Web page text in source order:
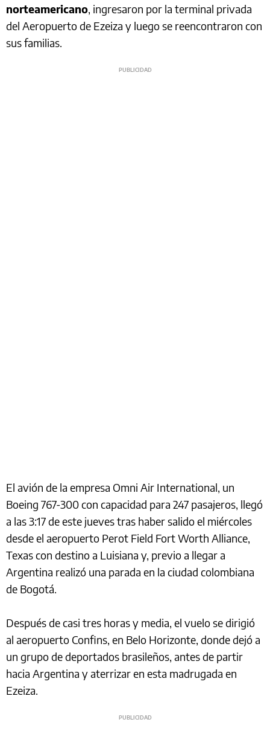
norteamericano, ingresaron por la terminal privada
del Aeropuerto de Ezeiza y luego se reencontraron con
sus familias.
El avión de la empresa Omni Air International, un
Boeing 767-300 con capacidad para 247 pasajeros, llegó
a las 3:17 de este jueves tras haber salido el miércoles
desde el aeropuerto Perot Field Fort Worth Alliance,
Texas con destino a Luisiana y, previo a llegar a
Argentina realizó una parada en la ciudad colombiana
de Bogotá.
Después de casi tres horas y media, el vuelo se dirigió
al aeropuerto Confins, en Belo Horizonte, donde dejó a
un grupo de deportados brasileños, antes de partir
hacia Argentina y aterrizar en esta madrugada en
Ezeiza.